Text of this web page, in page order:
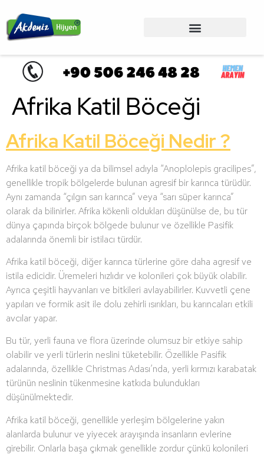
Afrika Katil Böceği
Afrika Katil Böceği Nedir ?
Afrika katil böceği ya da bilimsel adıyla “Anoplolepis gracilipes”,
genellikle tropik bölgelerde bulunan agresif bir karınca türüdür.
Aynı zamanda “çılgın sarı karınca” veya “sarı süper karınca”
olarak da bilinirler. Afrika kökenli oldukları düşünülse de, bu tür
dünya çapında birçok bölgede bulunur ve özellikle Pasifik
adalarında önemli bir istilacı türdür.
Afrika katil böceği, diğer karınca türlerine göre daha agresif ve
istila edicidir. Üremeleri hızlıdır ve kolonileri çok büyük olabilir.
Ayrıca çeşitli hayvanları ve bitkileri avlayabilirler. Kuvvetli çene
yapıları ve formik asit ile dolu zehirli ısırıkları, bu karıncaları etkili
avcılar yapar.
Bu tür, yerli fauna ve flora üzerinde olumsuz bir etkiye sahip
olabilir ve yerli türlerin neslini tüketebilir. Özellikle Pasifik
adalarında, özellikle Christmas Adası’nda, yerli kırmızı karabatak
türünün neslinin tükenmesine katkıda bulundukları
düşünülmektedir.
Afrika katil böceği, genellikle yerleşim bölgelerine yakın
alanlarda bulunur ve yiyecek arayışında insanların evlerine
girebilir. Onlarla başa çıkmak genellikle zordur çünkü kolonileri